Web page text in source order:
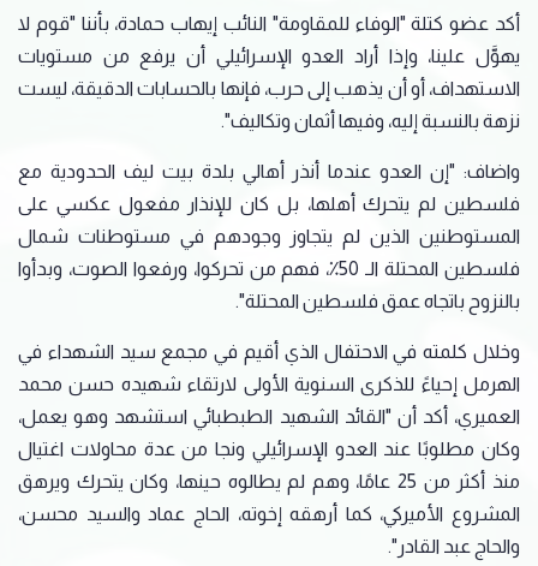
أكد عضو كتلة "الوفاء للمقاومة" النائب إيهاب حمادة، بأننا "قوم لا
يهوَّل علينا، وإذا أراد العدو الإسرائيلي أن ‏يرفع من مستويات
الاستهداف، أو أن يذهب إلى حرب، فإنها بالحسابات الدقيقة، ليست
نزهة بالنسبة إليه، ‏وفيها أثمان وتكاليف".
واضاف: "إن العدو عندما أنذر أهالي بلدة بيت ليف الحدودية مع
فلسطين لم يتحرك ‏أهلها، بل كان للإنذار مفعول عكسي على
المستوطنين الذين لم يتجاوز وجودهم في مستوطنات شمال
‏فلسطين المحتلة الـ 50٪، فهم من تحركوا، ورفعوا الصوت، وبدأوا
بالنزوح باتجاه عمق فلسطين المحتلة".‏
وخلال كلمته في الاحتفال الذي أقيم في مجمع سيد الشهداء في
الهرمل إحياءً للذكرى السنوية الأولى ‏لارتقاء شهيده حسن محمد
العميري، أكد أن "القائد الشهيد الطبطبائي استشهد وهو يعمل،
‏وكان مطلوبًا عند العدو الإسرائيلي ونجا من عدة محاولات اغتيال
منذ أكثر من 25 عامًا، وهم لم يطالوه ‏حينها، وكان يتحرك ويرهق
المشروع الأميركي، كما أرهقه إخوته، الحاج عماد والسيد محسن،
والحاج عبد ‏القادر".‏